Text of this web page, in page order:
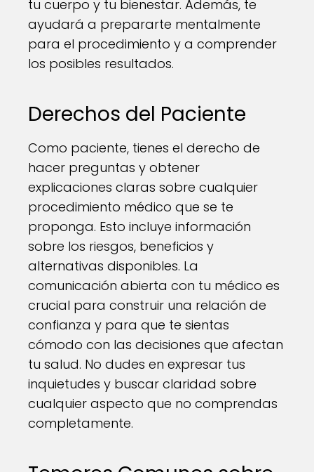
tu cuerpo y tu bienestar. Además, te
ayudará a prepararte mentalmente
para el procedimiento y a comprender
los posibles resultados.
Derechos del Paciente
Como paciente, tienes el derecho de
hacer preguntas y obtener
explicaciones claras sobre cualquier
procedimiento médico que se te
proponga. Esto incluye información
sobre los riesgos, beneficios y
alternativas disponibles. La
comunicación abierta con tu médico es
crucial para construir una relación de
confianza y para que te sientas
cómodo con las decisiones que afectan
tu salud. No dudes en expresar tus
inquietudes y buscar claridad sobre
cualquier aspecto que no comprendas
completamente.